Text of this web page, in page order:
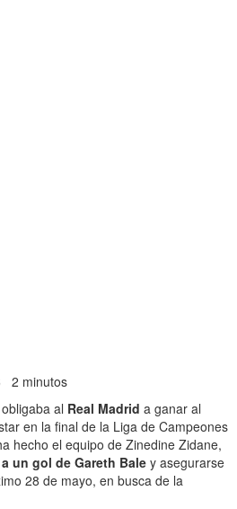
2 minutos
obligaba al Real Madrid a ganar al
en la final de la Liga de Campeones
hecho el equipo de Zinedine Zidane,
un gol de Gareth Bale y asegurarse
28 de mayo, en busca de la